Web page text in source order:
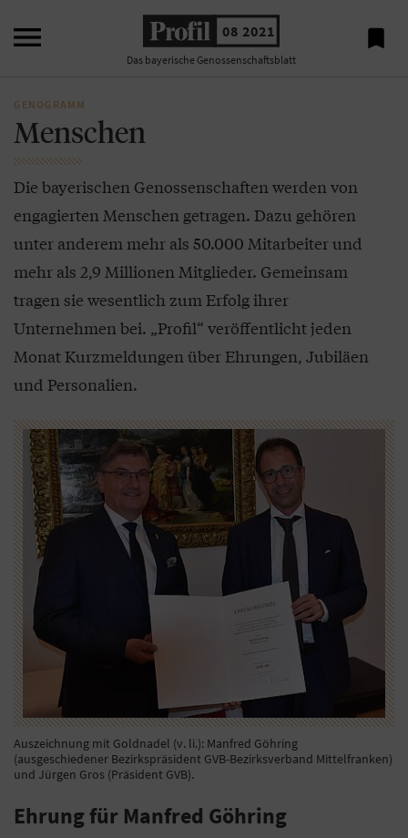
 08 2021
Das bayerische Genossenschaftsblatt

GENOGRAMM
Menschen
Die bayerischen Genossenschaften werden von
engagierten Menschen getragen. Dazu gehören
unter anderem mehr als 50.000 Mitarbeiter und
mehr als 2,9 Millionen Mitglieder. Gemeinsam
tragen sie wesentlich zum Erfolg ihrer
Unternehmen bei. „Profil“ veröffentlicht jeden
Monat Kurzmeldungen über Ehrungen, Jubiläen
und Personalien.
Auszeichnung mit Goldnadel (v. li.): Manfred Göhring
(ausgeschiedener Bezirkspräsident GVB-Bezirksverband Mittelfranken)
und Jürgen Gros (Präsident GVB).
Ehrung für Manfred Göhring